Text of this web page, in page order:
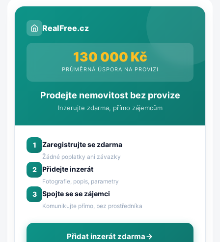
RealFree.cz
130 000 Kč
PRŮMĚRNÁ ÚSPORA NA PROVIZI
Prodejte nemovitost bez provize
Inzerujte zdarma, přímo zájemcům
1 Zaregistrujte se zdarma
Žádné poplatky ani závazky
2 Přidejte inzerát
Fotografie, popis, parametry
3 Spojte se se zájemci
Komunikujte přímo, bez prostředníka
Přidat inzerát zdarma